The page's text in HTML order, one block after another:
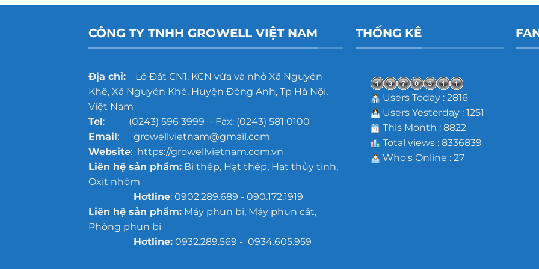
CÔNG TY TNHH GROWELL VIỆT NAM
Địa chỉ:Lô Đất CN1, KCN vừa và nhỏ Xã Nguyên
Khê, Xã Nguyên Khê, Huyện Đông Anh, Tp Hà Nội,
Việt Nam
Tel: (0243) 596 3999 - Fax: (0243) 581 0100
Email: growellvietnam@gmail.com
Website: https://growellvietnam.com.vn
Liên hệ sản phẩm:Bi thép, Hạt thép, Hạt thủy tinh,
Oxit nhôm
Hotline: 0902.289.689 - 090.172.1919
Liên hệ sản phẩm:Máy phun bi, Máy phun cát,
Phòng phun bi
Hotline:0932.289.569 - 0934.605.959
THỐNG KÊ
Users Today : 2816
Users Yesterday : 1251
This Month : 8822
Total views : 8336839
Who's Online : 27